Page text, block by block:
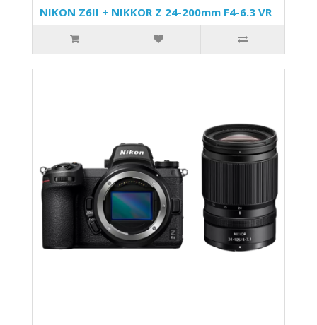
NIKON Z6II + NIKKOR Z 24-200mm F4-6.3 VR